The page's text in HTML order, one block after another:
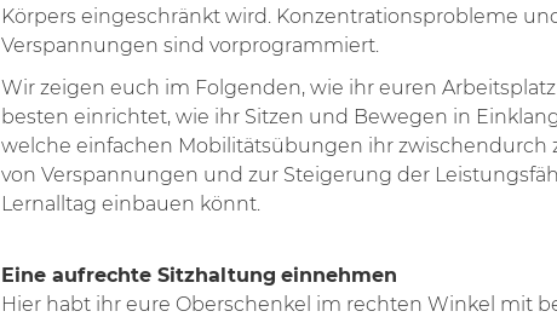
Körpers eingeschränkt wird. Konzentrationsprobleme
Verspannungen sind vorprogrammiert.
Wir zeigen euch im Folgenden, wie ihr euren
besten einrichtet, wie ihr Sitzen und Bewegen in
welche einfachen Mobilitätsübungen ihr zwischendurch
von Verspannungen und zur Steigerung der
Lernalltag einbauen könnt.
Eine aufrechte Sitzhaltung einnehmen
Hier habt ihr eure Oberschenkel im rechten Winkel mit